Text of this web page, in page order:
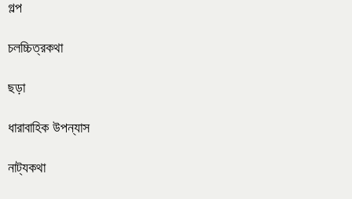
গল্প
চলচ্চিত্রকথা
ছড়া
ধারাবাহিক উপন্যাস
নাট্যকথা